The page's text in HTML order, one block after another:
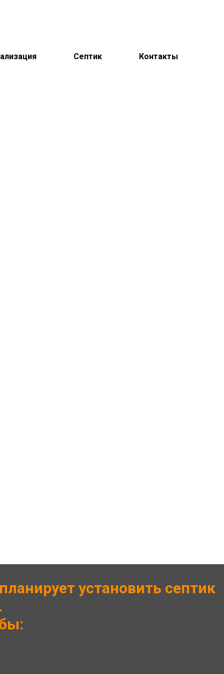
Септик Контакты
установить септик